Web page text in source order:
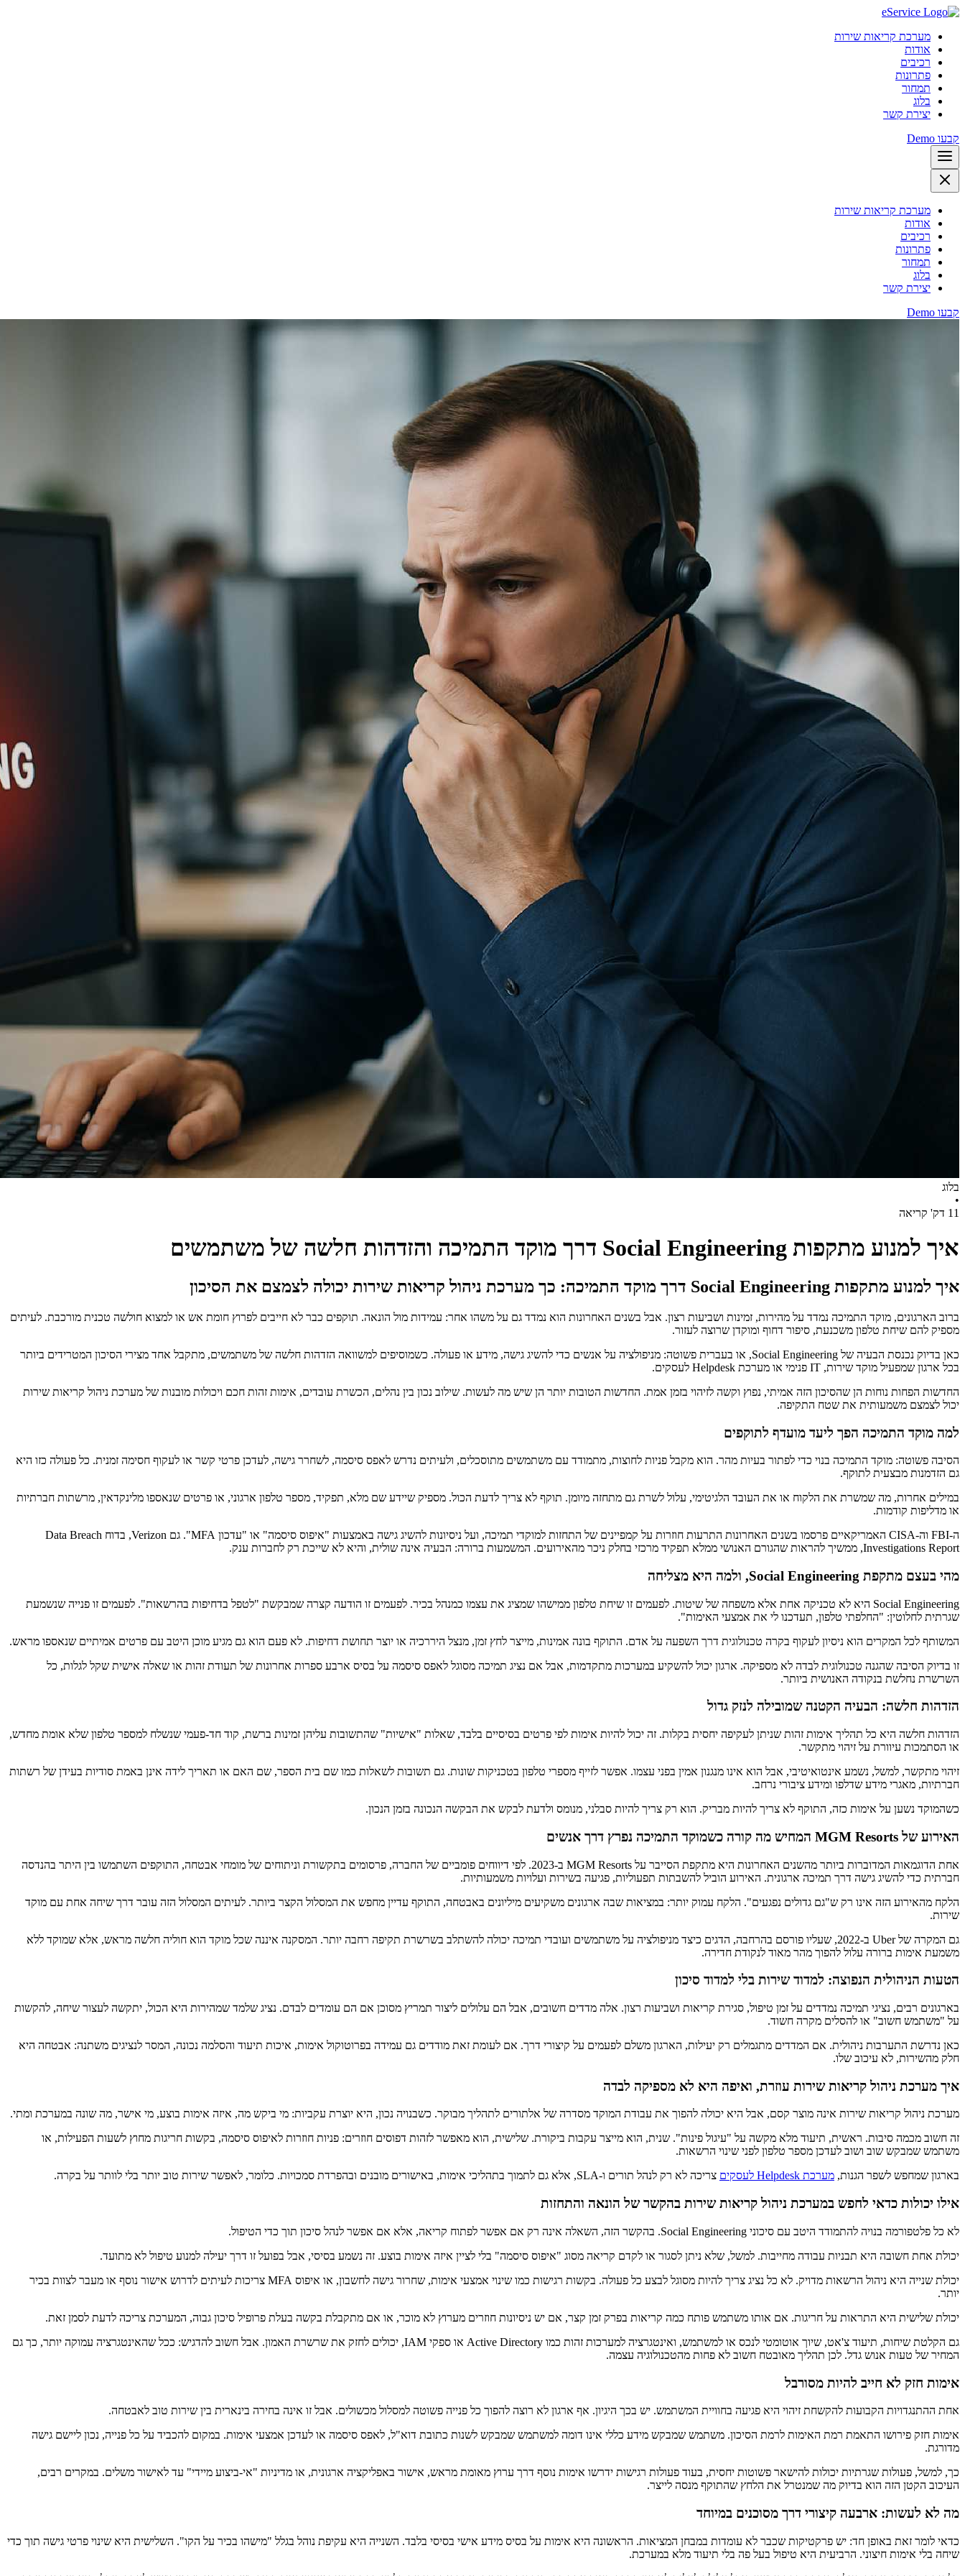
מערכת קריאות שירות
אודות
רכיבים
פתרונות
תמחור
בלוג
יצירת קשר
קבעו Demo
מערכת קריאות שירות
אודות
רכיבים
פתרונות
תמחור
בלוג
יצירת קשר
קבעו Demo
בלוג
•
11 דק' קריאה
איך למנוע מתקפות Social Engineering דרך מוקד התמיכה והזדהות חלשה של משתמשים
איך למנוע מתקפות Social Engineering דרך מוקד התמיכה: כך מערכת ניהול קריאות שירות יכולה לצמצם את הסיכון
ברוב הארגונים, מוקד התמיכה נמדד על מהירות, זמינות ושביעות רצון. אבל בשנים האחרונות הוא נמדד גם על משהו אחר: עמידות מול הונאה. תוקפים כבר לא חייבים לפרוץ חומת אש או למצוא חולשה טכנית מורכבת. לעיתים
מספיק להם שיחת טלפון משכנעת, סיפור דחוף ומוקדן שרוצה לעזור.
כאן בדיוק נכנסת הבעיה של Social Engineering, או בעברית פשוטה: מניפולציה על אנשים כדי להשיג גישה, מידע או פעולה. כשמוסיפים למשוואה הזדהות חלשה של משתמשים, מתקבל אחד מצירי הסיכון המטרידים ביותר
בכל ארגון שמפעיל מוקד שירות, IT פנימי או מערכת Helpdesk לעסקים.
החדשות הפחות נוחות הן שהסיכון הזה אמיתי, נפוץ וקשה לזיהוי בזמן אמת. החדשות הטובות יותר הן שיש מה לעשות. שילוב נכון בין נהלים, הכשרת עובדים, אימות זהות חכם ויכולות מובנות של מערכת ניהול קריאות שירות
יכול לצמצם משמעותית את שטח התקיפה.
למה מוקד התמיכה הפך ליעד מועדף לתוקפים
הסיבה פשוטה: מוקד התמיכה בנוי כדי לפתור בעיות מהר. הוא מקבל פניות לחוצות, מתמודד עם משתמשים מתוסכלים, ולעיתים נדרש לאפס סיסמה, לשחרר גישה, לעדכן פרטי קשר או לעקוף חסימה זמנית. כל פעולה כזו היא
גם הזדמנות מבצעית לתוקף.
במילים אחרות, מה שמשרת את הלקוח או את העובד הלגיטימי, עלול לשרת גם מתחזה מיומן. תוקף לא צריך לדעת הכול. מספיק שיידע שם מלא, תפקיד, מספר טלפון ארגוני, או פרטים שנאספו מלינקדאין, מרשתות חברתיות
או מדליפות קודמות.
ה-FBI וה-CISA האמריקאיים פרסמו בשנים האחרונות התרעות חוזרות על קמפיינים של התחזות למוקדי תמיכה, ועל ניסיונות להשיג גישה באמצעות "איפוס סיסמה" או "עדכון MFA". גם Verizon, בדוח Data Breach
Investigations Report, ממשיך להראות שהגורם האנושי ממלא תפקיד מרכזי בחלק ניכר מהאירועים. המשמעות ברורה: הבעיה אינה שולית, והיא לא שייכת רק לחברות ענק.
מהי בעצם מתקפת Social Engineering, ולמה היא מצליחה
Social Engineering היא לא טכניקה אחת אלא משפחה של שיטות. לפעמים זו שיחת טלפון ממישהו שמציג את עצמו כמנהל בכיר. לפעמים זו הודעה קצרה שמבקשת "לטפל בדחיפות בהרשאות". לפעמים זו פנייה שנשמעת
שגרתית לחלוטין: "החלפתי טלפון, תעדכנו לי את אמצעי האימות".
המשותף לכל המקרים הוא ניסיון לעקוף בקרה טכנולוגית דרך השפעה על אדם. התוקף בונה אמינות, מייצר לחץ זמן, מנצל היררכיה או יוצר תחושת דחיפות. לא פעם הוא גם מגיע מוכן היטב עם פרטים אמיתיים שנאספו מראש.
זו בדיוק הסיבה שהגנה טכנולוגית לבדה לא מספיקה. ארגון יכול להשקיע במערכות מתקדמות, אבל אם נציג תמיכה מסוגל לאפס סיסמה על בסיס ארבע ספרות אחרונות של תעודת זהות או שאלה אישית שקל לגלות, כל
השרשרת נחלשת בנקודה האנושית ביותר.
הזדהות חלשה: הבעיה הקטנה שמובילה לנזק גדול
הזדהות חלשה היא כל תהליך אימות זהות שניתן לעקיפה יחסית בקלות. זה יכול להיות אימות לפי פרטים בסיסיים בלבד, שאלות "אישיות" שהתשובות עליהן זמינות ברשת, קוד חד-פעמי שנשלח למספר טלפון שלא אומת מחדש,
או הסתמכות עיוורת על זיהוי מתקשר.
זיהוי מתקשר, למשל, נשמע אינטואיטיבי, אבל הוא אינו מנגנון אמין בפני עצמו. אפשר לזייף מספרי טלפון בטכניקות שונות. גם תשובות לשאלות כמו שם בית הספר, שם האם או תאריך לידה אינן באמת סודיות בעידן של רשתות
חברתיות, מאגרי מידע שדלפו ומידע ציבורי נרחב.
כשהמוקד נשען על אימות כזה, התוקף לא צריך להיות מבריק. הוא רק צריך להיות סבלני, מנומס ולדעת לבקש את הבקשה הנכונה בזמן הנכון.
האירוע של MGM Resorts המחיש מה קורה כשמוקד התמיכה נפרץ דרך אנשים
אחת הדוגמאות המדוברות ביותר מהשנים האחרונות היא מתקפת הסייבר על MGM Resorts ב-2023. לפי דיווחים פומביים של החברה, פרסומים בתקשורת וניתוחים של מומחי אבטחה, התוקפים השתמשו בין היתר בהנדסה
חברתית כדי להשיג גישה דרך תמיכה ארגונית. האירוע הוביל להשבתות תפעוליות, פגיעה בשירות ועלויות משמעותיות.
הלקח מהאירוע הזה אינו רק ש"גם גדולים נפגעים". הלקח עמוק יותר: במציאות שבה ארגונים משקיעים מיליונים באבטחה, התוקף עדיין מחפש את המסלול הקצר ביותר. לעיתים המסלול הזה עובר דרך שיחה אחת עם מוקד
שירות.
גם המקרה של Uber ב-2022, שעליו פורסם בהרחבה, הדגים כיצד מניפולציה על משתמשים ועובדי תמיכה יכולה להשתלב בשרשרת תקיפה רחבה יותר. המסקנה איננה שכל מוקד הוא חוליה חלשה מראש, אלא שמוקד ללא
משמעת אימות ברורה עלול להפוך מהר מאוד לנקודת חדירה.
הטעות הניהולית הנפוצה: למדוד שירות בלי למדוד סיכון
בארגונים רבים, נציגי תמיכה נמדדים על זמן טיפול, סגירת קריאות ושביעות רצון. אלה מדדים חשובים, אבל הם עלולים ליצור תמריץ מסוכן אם הם עומדים לבדם. נציג שלמד שמהירות היא הכול, יתקשה לעצור שיחה, להקשות
על "משתמש חשוב" או להסלים מקרה חשוד.
כאן נדרשת התערבות ניהולית. אם המדדים מתגמלים רק יעילות, הארגון משלם לפעמים על קיצורי דרך. אם לעומת זאת מודדים גם עמידה בפרוטוקול אימות, איכות תיעוד והסלמה נכונה, המסר לנציגים משתנה: אבטחה היא
חלק מהשירות, לא עיכוב שלו.
איך מערכת ניהול קריאות שירות עוזרת, ואיפה היא לא מספיקה לבדה
מערכת ניהול קריאות שירות אינה מוצר קסם, אבל היא יכולה להפוך את עבודת המוקד מסדרה של אלתורים לתהליך מבוקר. כשבנויה נכון, היא יוצרת עקביות: מי ביקש מה, איזה אימות בוצע, מי אישר, מה שונה במערכת ומתי.
זה חשוב מכמה סיבות. ראשית, תיעוד מלא מקשה על "עיגול פינות". שנית, הוא מייצר עקבות ביקורת. שלישית, הוא מאפשר לזהות דפוסים חוזרים: פניות חוזרות לאיפוס סיסמה, בקשות חריגות מחוץ לשעות הפעילות, או
משתמש שמבקש שוב ושוב לעדכן מספר טלפון לפני שינוי הרשאות.
בארגון שמחפש לשפר הגנות, מערכת Helpdesk לעסקים צריכה לא רק לנהל תורים ו-SLA, אלא גם לתמוך בתהליכי אימות, באישורים מובנים ובהפרדת סמכויות. כלומר, לאפשר שירות טוב יותר בלי לוותר על בקרה.
אילו יכולות כדאי לחפש במערכת ניהול קריאות שירות בהקשר של הונאה והתחזות
לא כל פלטפורמה בנויה להתמודד היטב עם סיכוני Social Engineering. בהקשר הזה, השאלה אינה רק אם אפשר לפתוח קריאה, אלא אם אפשר לנהל סיכון תוך כדי הטיפול.
יכולת אחת חשובה היא תבניות עבודה מחייבות. למשל, שלא ניתן לסגור או לקדם קריאה מסוג "איפוס סיסמה" בלי לציין איזה אימות בוצע. זה נשמע בסיסי, אבל בפועל זו דרך יעילה למנוע טיפול לא מתועד.
יכולת שנייה היא ניהול הרשאות מדויק. לא כל נציג צריך להיות מסוגל לבצע כל פעולה. בקשות רגישות כמו שינוי אמצעי אימות, שחרור גישה לחשבון, או איפוס MFA צריכות לעיתים לדרוש אישור נוסף או מעבר לצוות בכיר
יותר.
יכולת שלישית היא התראות על חריגות. אם אותו משתמש פותח כמה קריאות בפרק זמן קצר, אם יש ניסיונות חוזרים מערוץ לא מוכר, או אם מתקבלת בקשה בעלת פרופיל סיכון גבוה, המערכת צריכה לדעת לסמן זאת.
גם הקלטת שיחות, תיעוד צ'אט, שיוך אוטומטי לנכס או למשתמש, ואינטגרציה למערכות זהות כמו Active Directory או ספקי IAM, יכולים לחזק את שרשרת האמון. אבל חשוב להדגיש: ככל שהאינטגרציה עמוקה יותר, כך גם
המחיר של טעות אנוש גדל. לכן תהליך מאובטח חשוב לא פחות מהטכנולוגיה עצמה.
אימות חזק לא חייב להיות מסורבל
אחת ההתנגדויות הקבועות להקשחת זיהוי היא פגיעה בחוויית המשתמש. יש בכך היגיון. אף ארגון לא רוצה להפוך כל פנייה פשוטה למסלול מכשולים. אבל זו אינה בחירה בינארית בין שירות טוב לאבטחה.
אימות חזק פירושו התאמת רמת האימות לרמת הסיכון. משתמש שמבקש מידע כללי אינו דומה למשתמש שמבקש לשנות כתובת דוא"ל, לאפס סיסמה או לעדכן אמצעי אימות. במקום להכביד על כל פנייה, נכון ליישם גישה
מדורגת.
כך, למשל, פעולות שגרתיות יכולות להישאר פשוטות יחסית, בעוד פעולות רגישות ידרשו אימות נוסף דרך ערוץ מאומת מראש, אישור באפליקציה ארגונית, או מדיניות "אי-ביצוע מיידי" עד לאישור משלים. במקרים רבים,
העיכוב הקטן הזה הוא בדיוק מה שמנטרל את הלחץ שהתוקף מנסה לייצר.
מה לא לעשות: ארבעה קיצורי דרך מסוכנים במיוחד
כדאי לומר זאת באופן חד: יש פרקטיקות שכבר לא עומדות במבחן המציאות. הראשונה היא אימות על בסיס מידע אישי בסיסי בלבד. השנייה היא עקיפת נוהל בגלל "מישהו בכיר על הקו". השלישית היא שינוי פרטי גישה תוך כדי
שיחה בלי אימות חיצוני. הרביעית היא טיפול בעל פה בלי תיעוד מלא במערכת.